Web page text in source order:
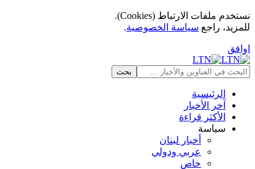
نستخدم ملفات الارتباط (Cookies).
للمزيد، راجع سياسة الخصوصية.
اوافق
الرئيسية
آخر الأخبار
الأكثر قراءة
سياسة
أخبار لبنان
عربي ودولي
خاص